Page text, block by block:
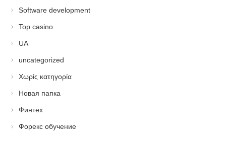
Software development
Top casino
UA
uncategorized
Χωρίς κατηγορία
Новая папка
Финтех
Форекс обучение